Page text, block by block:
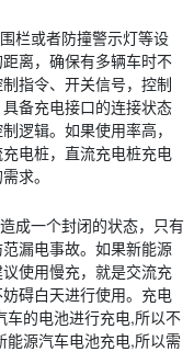
栏或者防撞警示灯等设
离，确保有多辆车时不
指令、开关信号，控制
备充电接口的连接状态
逻辑。如果使用率高，
电桩，直流充电桩充电
求。
成一个封闭的状态，只有
漏电事故。如果新能源
使用慢充，就是交流充
碍白天进行使用。充电
车的电池进行充电,所以不
源汽车电池充电,所以需